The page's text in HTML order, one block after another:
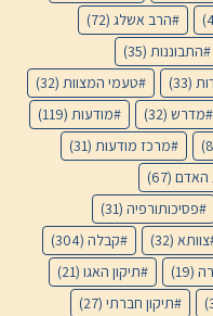
הרב אשלג (72)
התבוננות (35)
(33) טעמי המצוות (32)
מדרש (32) מודעות (119)
מרכז מודעות (31)
האדם (67)
פסיכותורפיה (31)
צוותא (32) קבלה (304)
(19) תיקון האגו (21)
תיקון חברתי (27)